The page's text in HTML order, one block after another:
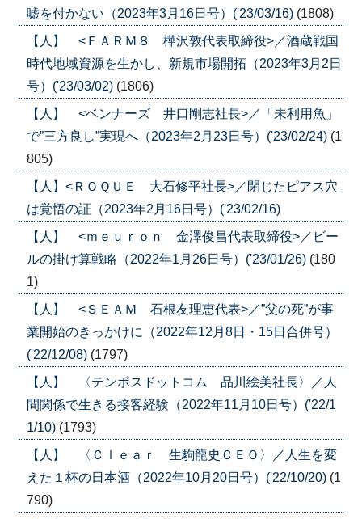
嘘を付かない（2023年3月16日号）('23/03/16) (1808)
【人】 <ＦＡＲＭ８ 樺沢敦代表取締役>／酒蔵戦国
時代地域資源を生かし、新規市場開拓（2023年3月2日
号）('23/03/02) (1806)
【人】 <ベンナーズ 井口剛志社長>／「未利用魚」
で”三方良し”実現へ（2023年2月23日号）('23/02/24) (1
805)
【人】<ＲＯＱＵＥ 大石修平社長>／閉じたピアス穴
は覚悟の証（2023年2月16日号）('23/02/16)
【人】 <ｍｅｕｒｏｎ 金澤俊昌代表取締役>／ビー
ルの掛け算戦略（2022年1月26日号）('23/01/26) (180
1)
【人】 <ＳＥＡＭ 石根友理恵代表>／”父の死”が事
業開始のきっかけに（2022年12月8日・15日合併号）
('22/12/08) (1797)
【人】 〈テンポスドットコム 品川絵美社長〉／人
間関係で生きる接客経験（2022年11月10日号）('22/1
1/10) (1793)
【人】 〈Ｃｌｅａｒ 生駒龍史ＣＥＯ〉／人生を変
えた１杯の日本酒（2022年10月20日号）('22/10/20) (1
790)